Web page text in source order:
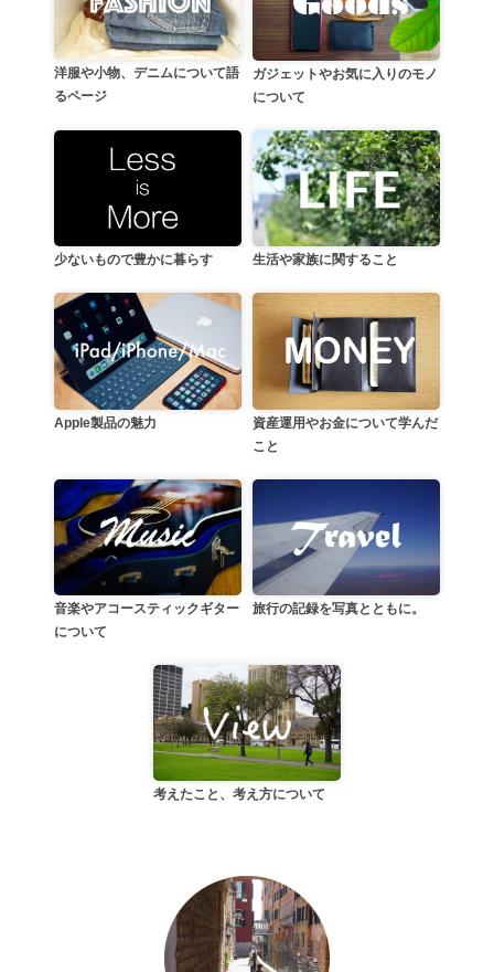
洋服や小物、デニムについて語
るページ
ガジェットやお気に入りのモノ
について
少ないもので豊かに暮らす 生活や家族に関すること
Apple製品の魅力
資産運用やお金について学んだ
こと
音楽やアコースティックギター
について
旅行の記録を写真とともに。
考えたこと、考え方について